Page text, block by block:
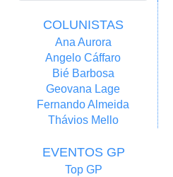
COLUNISTAS
Ana Aurora
Angelo Cáffaro
Bié Barbosa
Geovana Lage
Fernando Almeida
Thávios Mello
EVENTOS GP
Top GP